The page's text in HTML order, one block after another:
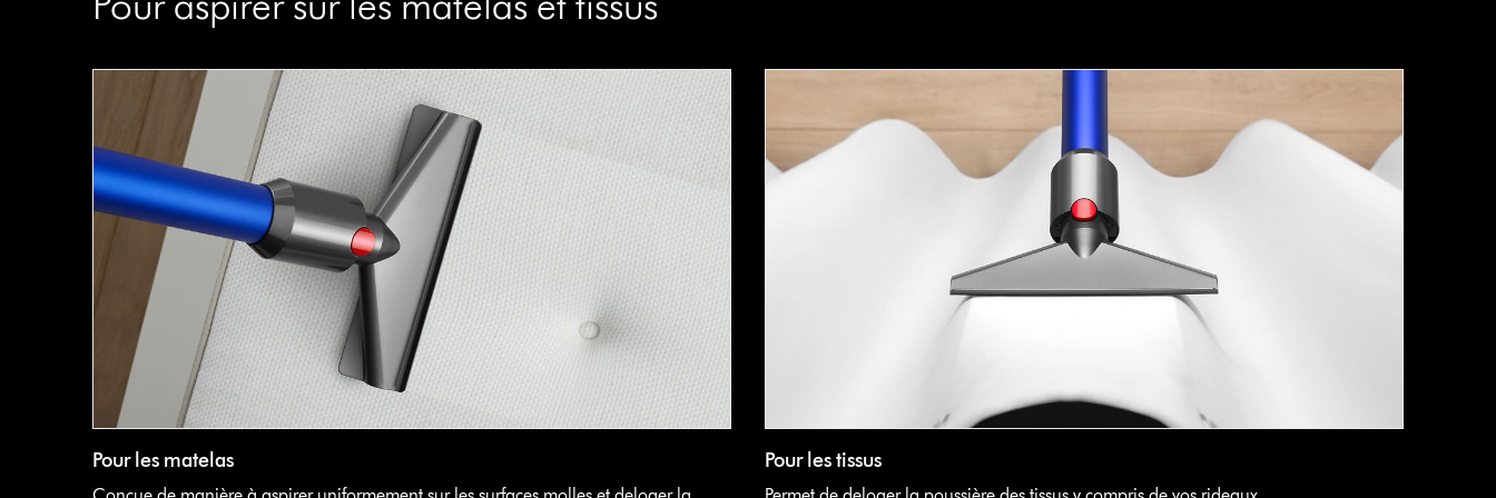
Pour les matelas Pour les tissus